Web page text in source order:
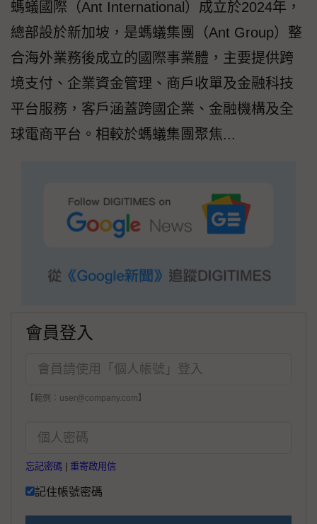
螞蟻國際（Ant International）成立於2024年，
總部設於新加坡，是螞蟻集團（Ant Group）整
合海外業務後成立的國際事業體，主要提供跨
境支付、企業資金管理、商戶收單及金融科技
平台服務，客戶涵蓋跨國企業、金融機構及全
球電商平台。相較於螞蟻集團聚焦...
會員登入
【範例：user@company.com】
忘記密碼 重寄啟用信
記住帳號密碼